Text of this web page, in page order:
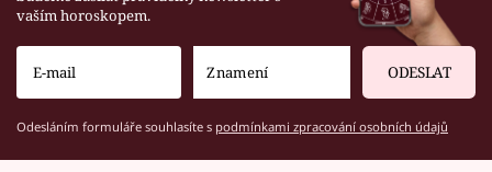
vaším horoskopem.
ODESLAT
Odesláním formuláře souhlasíte s podmínkami zpracování osobních údajů